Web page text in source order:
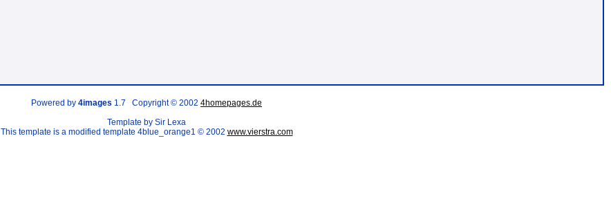
Powered by 4images 1.7 Copyright © 2002 4homepages.de
Template by Sir Lexa
This template is a modified template 4blue_orange1 © 2002 www.vierstra.com